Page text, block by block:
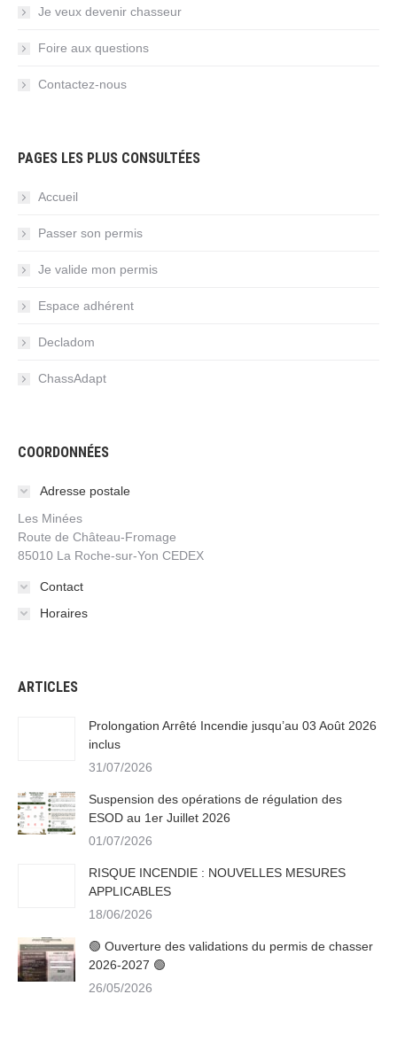
Je veux devenir chasseur
Foire aux questions
Contactez-nous
PAGES LES PLUS CONSULTÉES
Accueil
Passer son permis
Je valide mon permis
Espace adhérent
Decladom
ChassAdapt
COORDONNÉES
Adresse postale
Les Minées
Route de Château-Fromage
85010 La Roche-sur-Yon CEDEX
Contact
Horaires
ARTICLES
Prolongation Arrêté Incendie jusqu’au 03 Août 2026
inclus
31/07/2026
Suspension des opérations de régulation des
ESOD au 1er Juillet 2026
01/07/2026
RISQUE INCENDIE : NOUVELLES MESURES
APPLICABLES
18/06/2026
🟢 Ouverture des validations du permis de chasser
2026-2027 🟢
26/05/2026